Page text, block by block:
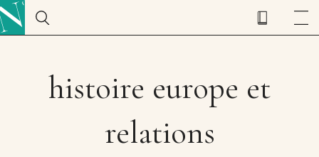
histoire europe et
relations